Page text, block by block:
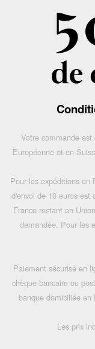
Votre commande
Européenne et en
Pour les expéditions en
d'envoi de 10 euros est
France restant en
demandée. Pour les
Paiement sécurisé en
chèque bancaire ou
banque domiciliée
Les prix